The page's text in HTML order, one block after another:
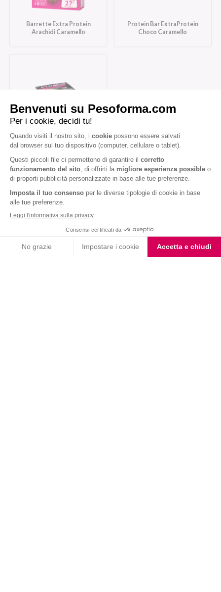
Barrette Extra Protein
Arachidi Caramello
Protein Bar ExtraProtein
Choco Caramello
Coppa Singola Extra
Protein Gusto Vaniglia
Caramello
Iscriviti alla newsletter